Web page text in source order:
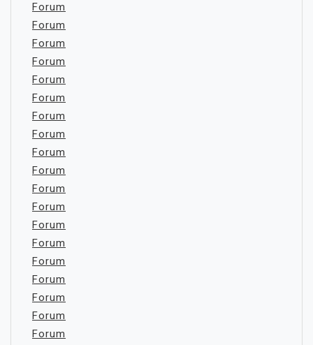
Forum
Forum
Forum
Forum
Forum
Forum
Forum
Forum
Forum
Forum
Forum
Forum
Forum
Forum
Forum
Forum
Forum
Forum
Forum